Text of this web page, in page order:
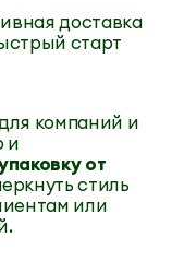
доставка
старт
компаний и
и
от
стиль
или